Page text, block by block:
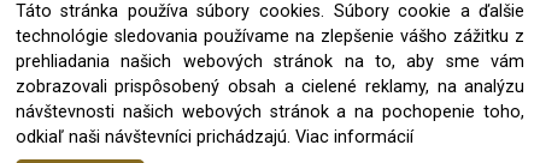
Copyright © 2026 Parfumeria ORION, All rights reserved
Táto stránka používa súbory cookies. Súbory cookie a ďalšie
technológie sledovania používame na zlepšenie vášho zážitku z
prehliadania našich webových stránok na to, aby sme vám
zobrazovali prispôsobený obsah a cielené reklamy, na analýzu
návštevnosti našich webových stránok a na pochopenie toho,
odkiaľ naši návštevníci prichádzajú. Viac informácií